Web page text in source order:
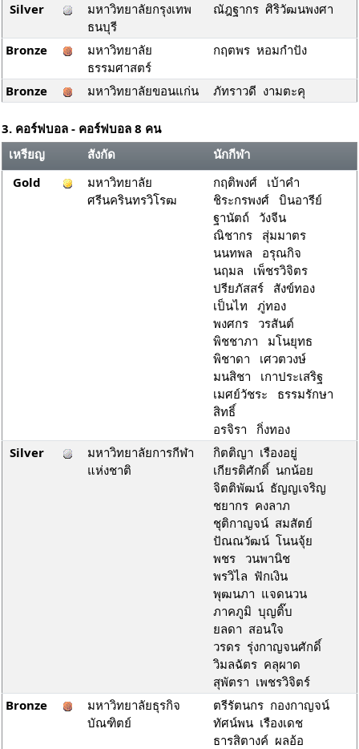
Silver
มหาวิทยาลัยกรุงเทพ
ธนบุรี
ณัฎฐากร ศิริวัฒนพงศา
Bronze
มหาวิทยาลัย
ธรรมศาสตร์
กฤตพร หอมกำปัง
Bronze มหาวิทยาลัยขอนแก่น ภัทราวดี งามตะคุ
3. คอร์ฟบอล - คอร์ฟบอล 8 คน
เหรียญ
สังกัด
นักกีฬา
Gold
มหาวิทยาลัย
ศรีนครินทรวิโรฒ
กฤติพงศ์ เบ้าคำ
ชิระกรพงศ์ บินอารีย์
ฐานัตถ์ วังจีน
ณิชากร สุ่มมาตร
นนทพล อรุณกิจ
นฤมล เพ็ชรวิจิตร
ปรียภัสสร์ สังข์ทอง
เป็นไท ภู่ทอง
พงศกร วรสันต์
พิชชาภา มโนยุทธ
พิชาดา เศวตวงษ์
มนสิชา เกาประเสริฐ
เมศย์วัชระ ธรรมรักษา
สิทธิ์
อรจิรา กิ่งทอง
Silver
มหาวิทยาลัยการกีฬา
แห่งชาติ
กิตติญา เรืองอยู่
เกียรติศักดิ์ นกน้อย
จิตติพัฒน์ ธัญญเจริญ
ชยากร คงลาภ
ชุติกาญจน์ สมสัตย์
ปัณณวัฒน์ โนนจุ้ย
พชร วนพานิช
พรวิไล ฟักเงิน
พุฒนภา แจดนวน
ภาคภูมิ บุญติ๊บ
ยลดา สอนใจ
วรดร รุ่งกาญจนศักดิ์
วิมลฉัตร คลุผาด
สุพัตรา เพชรวิจิตร์
Bronze
มหาวิทยาลัยธุรกิจ
บัณฑิตย์
ตรีรัตนกร กองกาญจน์
ทัศน์พน เรืองเดช
ธารสิตางค์ ผลอ้อ